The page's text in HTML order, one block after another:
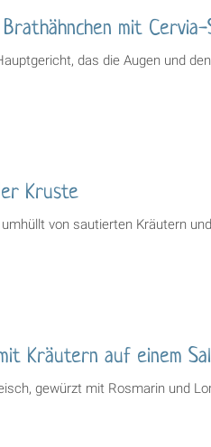
mit Cervia-
das die Augen und
Kruste
von sautierten Kräutern
Kräutern auf einem
gewürzt mit Rosmarin und